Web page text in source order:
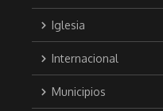
Iglesia
Internacional
Municipios